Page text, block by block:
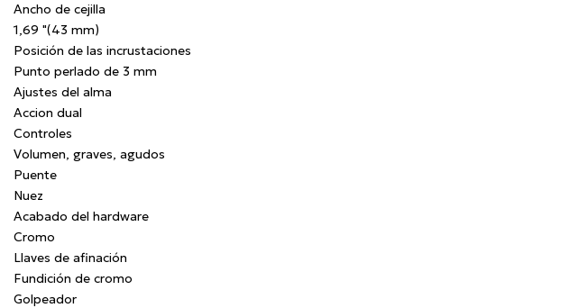
Ancho de cejilla
1,69 "(43 mm)
Posición de las incrustaciones
Punto perlado de 3 mm
Ajustes del alma
Accion dual
Controles
Volumen, graves, agudos
Puente
Nuez
Acabado del hardware
Cromo
Llaves de afinación
Fundición de cromo
Golpeador